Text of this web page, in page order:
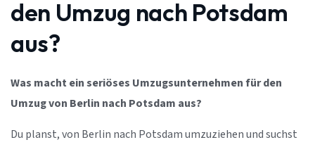
den Umzug nach Potsdam
aus?
Was macht ein seriöses Umzugsunternehmen für den
Umzug von Berlin nach Potsdam aus?
Du planst, von Berlin nach Potsdam umzuziehen und suchst